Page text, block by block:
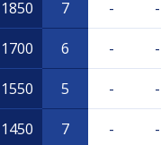
1850 7 - -
1700 6 - -
1550 5 - -
1450 7 - -